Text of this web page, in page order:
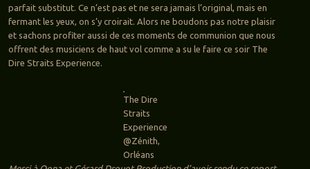
parfait substitut. Ce n’est pas et ne sera jamais l’original, mais en
fermant les yeux, on s’y croirait. Alors ne boudons pas notre plaisir
et sachons profiter aussi de ces moments de communion que nous
offrent des musiciens de haut vol comme a su le faire ce soir The
Dire Straits Experience.
The Dire
Straits
Experience
@Zénith,
Orléans